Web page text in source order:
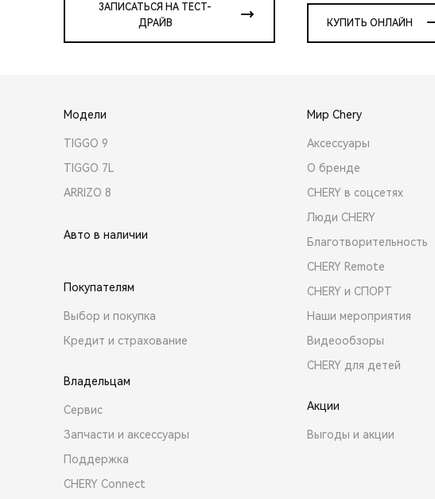
ЗАПИСАТЬСЯ НА ТЕСТ-
ДРАЙВ
КУПИТЬ ОНЛАЙН
Модели
TIGGO 9
TIGGO 7L
ARRIZO 8
Авто в наличии
Покупателям
Выбор и покупка
Кредит и страхование
Владельцам
Сервис
Запчасти и аксессуары
Поддержка
CHERY Connect
Мир Chery
Аксессуары
О бренде
CHERY в соцсетях
Люди CHERY
Благотворительность
CHERY Remote
CHERY и СПОРТ
Наши мероприятия
Видеообзоры
CHERY для детей
Акции
Выгоды и акции